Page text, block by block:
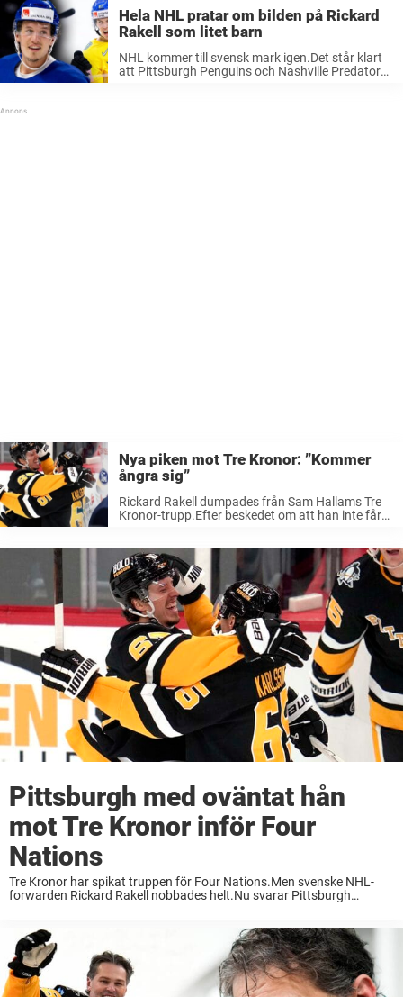
Hela NHL pratar om bilden på Rickard
Rakell som litet barn
NHL kommer till svensk mark igen.Det står klart
att Pittsburgh Penguins och Nashville Predators
Nya piken mot Tre Kronor: ”Kommer
ångra sig”
Rickard Rakell dumpades från Sam Hallams Tre
Kronor-trupp.Efter beskedet om att han inte får
honom till turneringen, ...
Pittsburgh med oväntat hån
mot Tre Kronor inför Four
Nations
Tre Kronor har spikat truppen för Four Nations.Men svenske NHL-
forwarden Rickard Rakell nobbades helt.Nu svarar Pittsburgh